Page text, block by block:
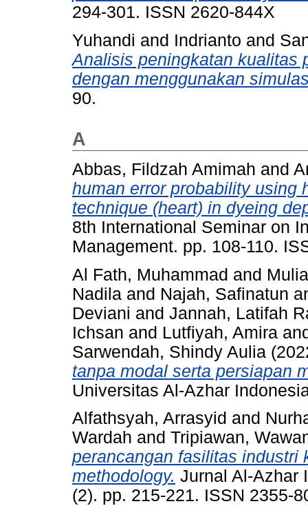
294-301. ISSN 2620-844X
Yuhandi and Indrianto and
Analisis peningkatan kualitas
dengan menggunakan
90.
A
Abbas, Fildzah Amimah and
human error probability using
technique (heart) in dyeing
8th International Seminar on
Management. pp. 108-110.
Al Fath, Muhammad and
Nadila and Najah, Safinatun
Deviani and Jannah, Latifah
Ichsan and Lutfiyah, Amira
Sarwendah, Shindy Aulia
tanpa modal serta persiapan
Universitas Al-Azhar
Alfathsyah, Arrasyid and
Wardah and Tripiawan,
perancangan fasilitas industri
methodology. Jurnal Al-Azhar
(2). pp. 215-221. ISSN 2355-